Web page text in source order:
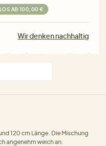
AB 100,00 €
Wir denken nachhaltig
120 cm Länge. Die Mischung
angenehm weich an.